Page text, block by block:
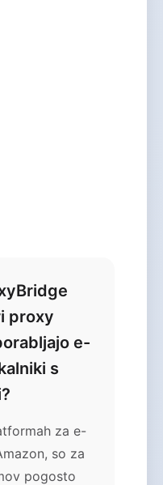
proxy
e-
s
za e-
so za
pogosto